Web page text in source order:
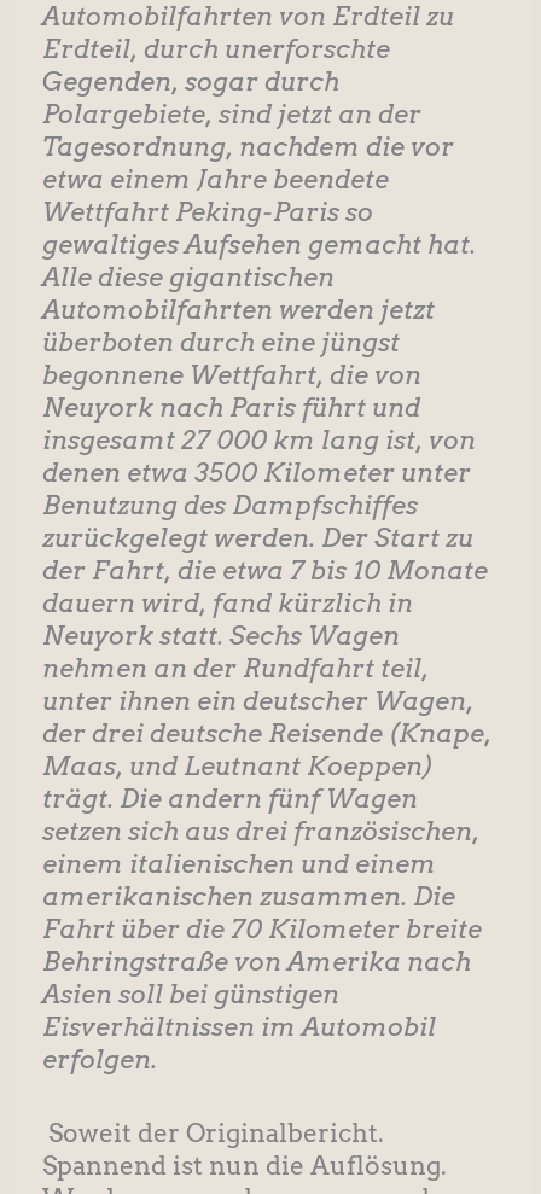
Automobilfahrten von Erdteil zu
Erdteil, durch unerforschte
Gegenden, sogar durch
Polargebiete, sind jetzt an der
Tagesordnung, nachdem die vor
etwa einem Jahre beendete
Wettfahrt Peking-Paris so
gewaltiges Aufsehen gemacht hat.
Alle diese gigantischen
Automobilfahrten werden jetzt
überboten durch eine jüngst
begonnene Wettfahrt, die von
Neuyork nach Paris führt und
insgesamt 27 000 km lang ist, von
denen etwa 3500 Kilometer unter
Benutzung des Dampfschiffes
zurückgelegt werden. Der Start zu
der Fahrt, die etwa 7 bis 10 Monate
dauern wird, fand kürzlich in
Neuyork statt. Sechs Wagen
nehmen an der Rundfahrt teil,
unter ihnen ein deutscher Wagen,
der drei deutsche Reisende (Knape,
Maas, und Leutnant Koeppen)
trägt. Die andern fünf Wagen
setzen sich aus drei französischen,
einem italienischen und einem
amerikanischen zusammen. Die
Fahrt über die 70 Kilometer breite
Behringstraße von Amerika nach
Asien soll bei günstigen
Eisverhältnissen im Automobil
erfolgen.
Soweit der Originalbericht.
Spannend ist nun die Auflösung.